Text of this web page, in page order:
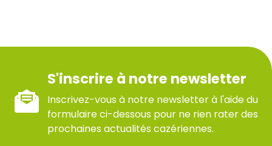
S'inscrire à notre newsletter
Inscrivez-vous à notre newsletter à l'aide du
formulaire ci-dessous pour ne rien rater des
prochaines actualités cazériennes.